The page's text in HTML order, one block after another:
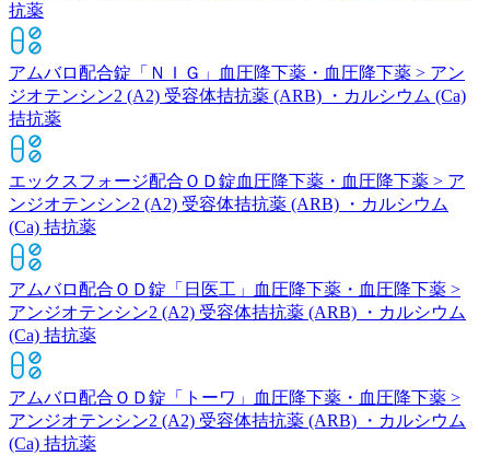
抗薬
アムバロ配合錠「ＮＩＧ」
血圧降下薬・血圧降下薬 > アン
ジオテンシン2 (A2) 受容体拮抗薬 (ARB) ・カルシウム (Ca)
拮抗薬
エックスフォージ配合ＯＤ錠血圧降下薬・血圧降下薬 > ア
ンジオテンシン2 (A2) 受容体拮抗薬 (ARB) ・カルシウム
(Ca) 拮抗薬
アムバロ配合ＯＤ錠「日医工」
血圧降下薬・血圧降下薬 >
アンジオテンシン2 (A2) 受容体拮抗薬 (ARB) ・カルシウム
(Ca) 拮抗薬
アムバロ配合ＯＤ錠「トーワ」
血圧降下薬・血圧降下薬 >
アンジオテンシン2 (A2) 受容体拮抗薬 (ARB) ・カルシウム
(Ca) 拮抗薬